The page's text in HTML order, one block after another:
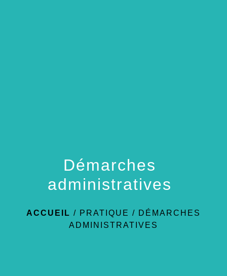
Démarches
administratives
ACCUEIL / PRATIQUE / DÉMARCHES
ADMINISTRATIVES